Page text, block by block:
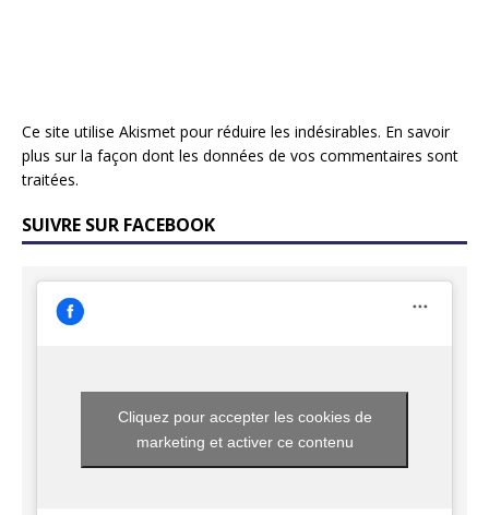
Ce site utilise Akismet pour réduire les indésirables. En savoir
plus sur la façon dont les données de vos commentaires sont
traitées.
SUIVRE SUR FACEBOOK
Cliquez pour accepter les cookies de
marketing et activer ce contenu